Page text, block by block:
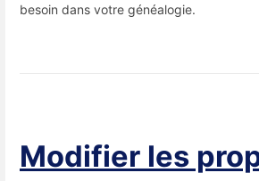
besoin dans votre généalogie.
Modifier les